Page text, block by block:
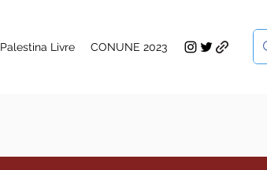
Palestina Livre CONUNE 2023